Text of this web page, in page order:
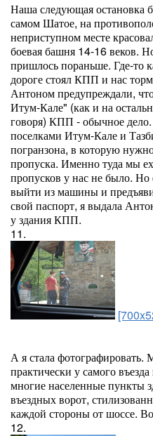
Наша следующая остановка
самом Шатое, на
неприступном месте
боевая башня 14-16 веков.
пришлось пораньше. Где-то
дороге стоял КПП и нас
Антоном предупреждали,
Итум-Кале" (как и на
говоря) КПП - обычное
поселками Итум-Кале и
погранзона, в которую
пропуска. Именно туда мы
пропусков у нас не было.
выйти из машины и
свой паспорт, я выдала
у здания КПП.
11.
А я стала
практически у самого
многие населенные пункты
въездных ворот,
каждой стороны от шоссе.
12.